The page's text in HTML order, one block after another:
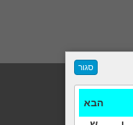
הבא